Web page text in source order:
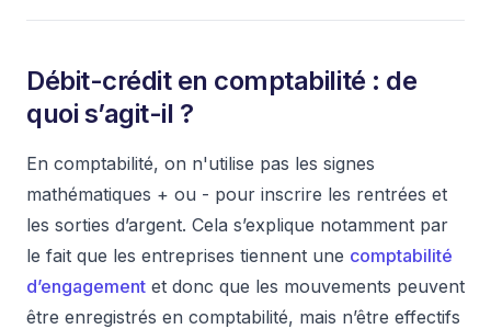
Débit-crédit en comptabilité : de
quoi s’agit-il ?
En comptabilité, on n'utilise pas les signes
mathématiques + ou - pour inscrire les rentrées et
les sorties d’argent. Cela s’explique notamment par
le fait que les entreprises tiennent une comptabilité
d’engagement et donc que les mouvements peuvent
être enregistrés en comptabilité, mais n’être effectifs